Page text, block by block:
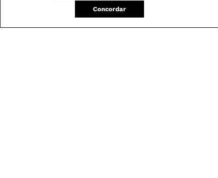
Concordar
Troque na loja sem custo ou, pelo site
com até 2 trocas gratuitas.